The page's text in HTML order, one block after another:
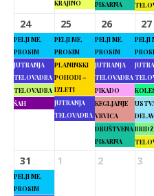
KRAJINO
PISARNA
24
PELJI ME,
PROSIM
JUTRANJA
TELOVADBA
TELOVADBA
ŠAH
25
PELJI ME,
PROSIM
PLANINSKI
POHODI –
IZLETI
JUTRANJA
TELOVADBA
26
PELJI ME,
PROSIM
JUTRANJA
TELOVADBA
PIKADO
KEGLJANJE
VRVICA
DRUŠTVENA
PISARNA
27
PELJI
BRIDŽ
31
PELJI ME,
PROSIM
1 2 3